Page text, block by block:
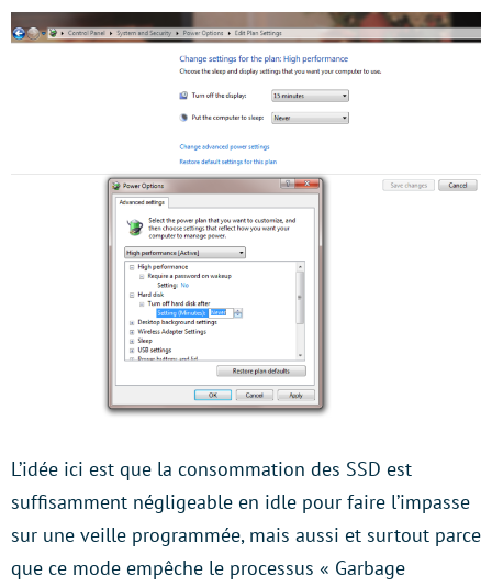
L’idée ici est que la consommation des SSD est
suffisamment négligeable en idle pour faire l’impasse
sur une veille programmée, mais aussi et surtout parce
que ce mode empêche le processus « Garbage